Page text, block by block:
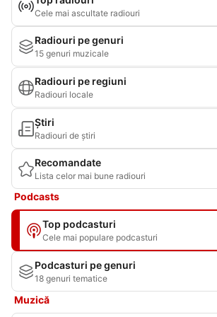
Cele mai ascultate radiouri
Radiouri pe genuri
15 genuri muzicale
Radiouri pe regiuni
Radiouri locale
Știri
Radiouri de știri
Recomandate
Lista celor mai bune radiouri
Podcasts
Top podcasturi
Cele mai populare podcasturi
Podcasturi pe genuri
18 genuri tematice
Muzică